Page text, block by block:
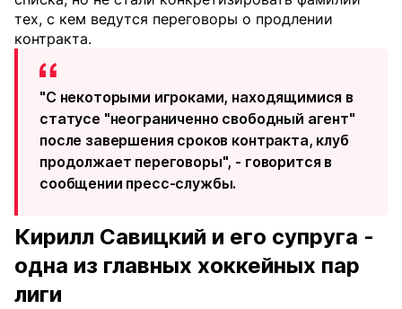
тех, с кем ведутся переговоры о продлении
контракта.
"С некоторыми игроками, находящимися в
статусе "неограниченно свободный агент"
после завершения сроков контракта, клуб
продолжает переговоры", - говорится в
сообщении пресс-службы.
Кирилл Савицкий и его супруга -
одна из главных хоккейных пар
лиги